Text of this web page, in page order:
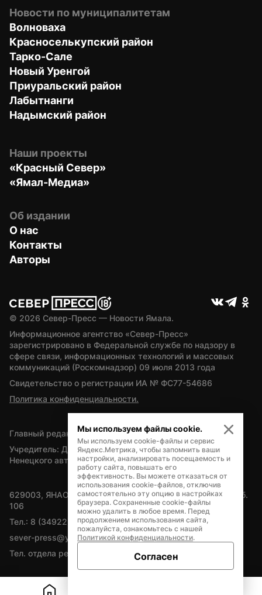
Новости по муниципалитетам
Волноваха
Красноселькупский район
Тарко-Сале
Новый Уренгой
Приуральский район
Лабытнанги
Надымский район
Наши проекты
«Красный Север»
«Ямал-Медиа»
Об издании
О нас
Контакты
Авторы
© 2026 Север-Пресс — Новости Ямала.
Информационное агентство «Север-Пресс»
зарегистрировано в Федеральной службе по надзору в
сфере связи, информационных технологий и массовых
коммуникаций (Роскомнадзор) 09 июля 2013 года
Свидетельство о регистрации ИА № ФС77-54686
Политика конфиденциальности.
Главный редактор — А.Л. Поздеев
Учредитель: Департамент внутренней политики Ямало-
Ненецкого автономного округа
629003, ЯНАО, Салехард, мкр. Богдана Кнунянца, д.1, каб.
106
Тел.: 8 (34922) 71262
sever-press@yamal-media.ru
Тел. отдела рекламы: 8 (34922) 42728
Мы используем файлы cookie.
Мы используем cookie-файлы и сервис
Яндекс.Метрика, чтобы запомнить ваши
настройки, анализировать посещаемость и
работу сайта, повышать его
эффективность. Вы можете отказаться от
использования cookie-файлов, отключив
самостоятельно эту опцию в настройках
браузера. Сохраненные cookie-файлы
можно удалить в любое время. Перед
продолжением использования сайта,
пожалуйста, ознакомьтесь с нашей
Политикой конфиденциальности.
Согласен